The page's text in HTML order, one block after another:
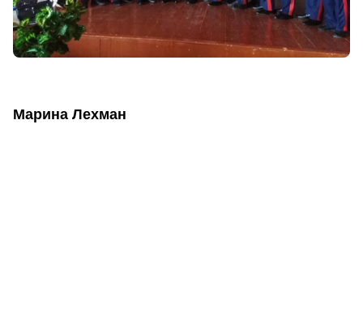
Марина Лехман